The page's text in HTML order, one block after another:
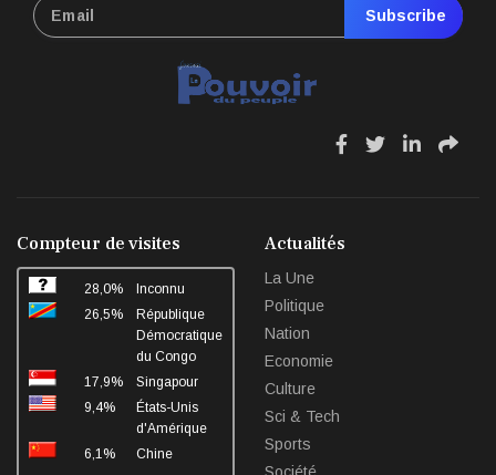
Subscribe
fa
fa
fa
fa
Compteur de visites
28,0%
Inconnu
26,5%
République
Démocratique
du Congo
17,9%
Singapour
9,4%
États-Unis
d'Amérique
6,1%
Chine
Actualités
La Une
Politique
Nation
Economie
Culture
Sci & Tech
Sports